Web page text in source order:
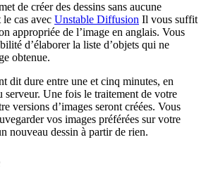
de créer des dessins sans aucune
le cas avec Unstable Diffusion Il vous suffit
appropriée de l’image en anglais. Vous
d’élaborer la liste d’objets qui ne
obtenue.
dit dure entre une et cinq minutes, en
serveur. Une fois le traitement de votre
versions d’images seront créées. Vous
vos images préférées sur votre
nouveau dessin à partir de rien.